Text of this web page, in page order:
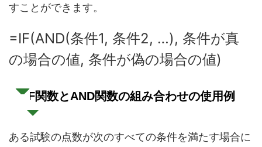
すことができます。
=IF(AND(条件1, 条件2, …), 条件が真
の場合の値, 条件が偽の場合の値)
IF関数とAND関数の組み合わせの使用例
ある試験の点数が次のすべての条件を満たす場合に